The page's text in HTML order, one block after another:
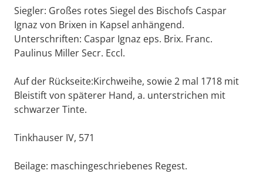
Siegler: Großes rotes Siegel des Bischofs Caspar
Ignaz von Brixen in Kapsel anhängend.
Unterschriften: Caspar Ignaz eps. Brix. Franc.
Paulinus Miller Secr. Eccl.
Auf der Rückseite:Kirchweihe, sowie 2 mal 1718 mit
Bleistift von späterer Hand, a. unterstrichen mit
schwarzer Tinte.
Tinkhauser IV, 571
Beilage: maschingeschriebenes Regest.